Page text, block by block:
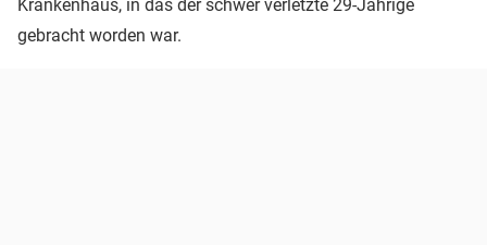
Krankenhaus, in das der schwer verletzte 29-Jährige
gebracht worden war.